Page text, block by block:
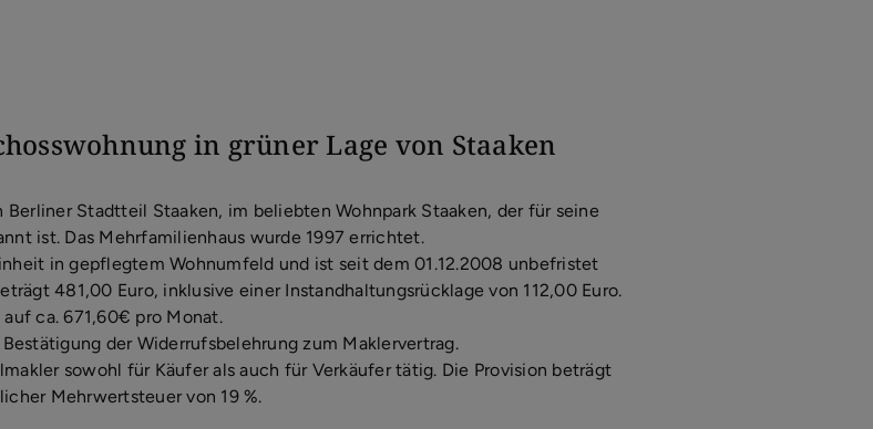
in grüner Lage von Staaken
Stadtteil Staaken, im beliebten Wohnpark Staaken, der für seine
ist. Das Mehrfamilienhaus wurde 1997 errichtet.
in gepflegtem Wohnumfeld und ist seit dem 01.12.2008 unbefristet
481,00 Euro, inklusive einer Instandhaltungsrücklage von 112,00 Euro.
ca. 671,60€ pro Monat.
der Widerrufsbelehrung zum Maklervertrag.
sowohl für Käufer als auch für Verkäufer tätig. Die Provision beträgt
Mehrwertsteuer von 19 %.